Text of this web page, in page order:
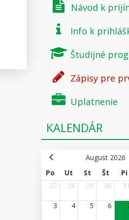
Návod k
Info k
Študijné
Zápisy pre
Uplatnenie
KALENDÁR
August 2026
Po
Ut St Št Pi
27
28 29 30 31
3 4 5 6